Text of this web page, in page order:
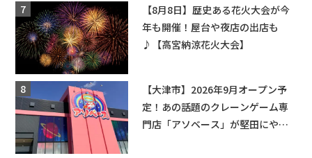
【8月8日】歴史ある花火大会が今
年も開催！屋台や夜店の出店も
♪【高宮納涼花火大会】
【大津市】2026年9月オープン予
定！あの話題のクレーンゲーム専
門店「アソベース」が堅田にやっ